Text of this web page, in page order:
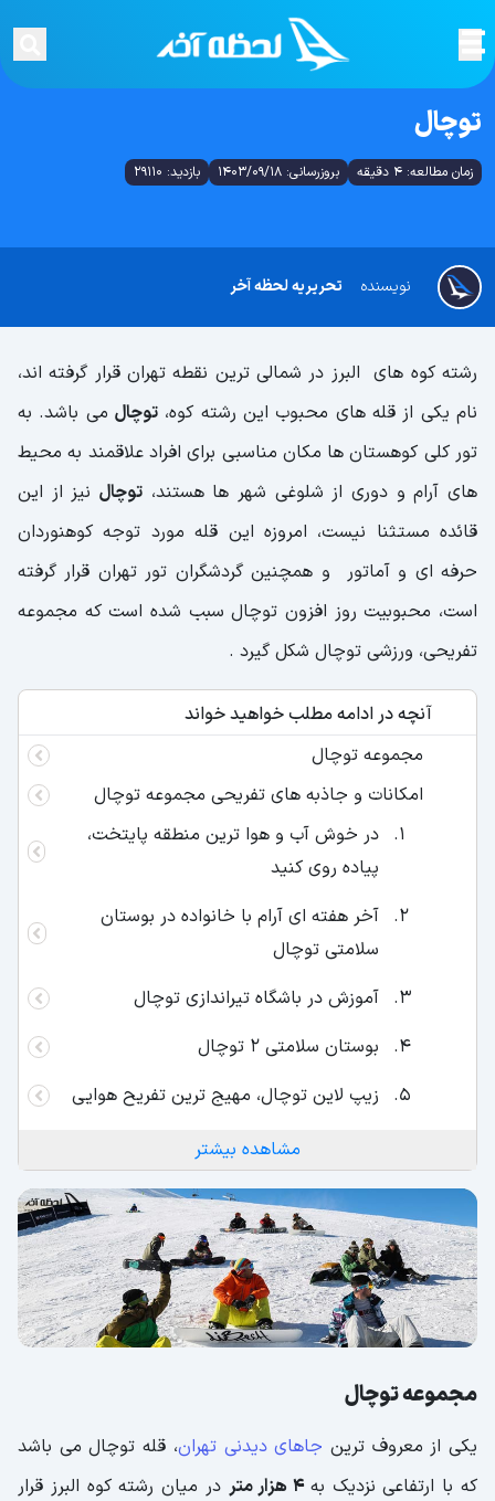
توچال
زمان مطالعه: 4 دقیقه بروزرسانی: 1403/09/18 بازدید: 29110
تحریریه لحظه آخر نویسنده
رشته کوه های البرز در شمالی ترین نقطه تهران قرار گرفته اند،
نام یکی از قله های محبوب این رشته کوه، توچال می باشد. به
تور کلی کوهستان ها مکان مناسبی برای افراد علاقمند به محیط
های آرام و دوری از شلوغی شهر ها هستند، توچال نیز از این
قائده مستثنا نیست، امروزه این قله مورد توجه کوهنوردان
حرفه ای و آماتور و همچنین گردشگران تور تهران قرار گرفته
است، محبوبیت روز افزون توچال سبب شده است که مجموعه
تفریحی، ورزشی توچال شکل گیرد .
آنچه در ادامه مطلب خواهید خواند
مجموعه توچال
امکانات و جاذبه های تفریحی مجموعه توچال
در خوش آب و هوا ترین منطقه پایتخت،
پیاده روی کنید
آخر هفته ای آرام با خانواده در بوستان
سلامتی توچال
آموزش در باشگاه تیراندازی توچال
بوستان سلامتی 2 توچال
زیپ لاین توچال، مهیج ترین تفریح هوایی
اتاق فرار توچال، یک بازی گروهی بدون
محدودیت سنی
بام تهران، معروف ترین پاتوق پایتخت
نشینان
اگر ترس از ارتفاع ندارید بانجی جامپینگ
توچال را تجربه کنید
در باشگاه تنیس توچال، آخر هفته خوبی را
ایستگاه اول تله کابین توچال
مشاهده بیشتر
مجموعه توچال
یکی از معروف ترین جاهای دیدنی تهران، قله توچال می باشد
که با ارتفاعی نزدیک به
در میان رشته کوه البرز قرار